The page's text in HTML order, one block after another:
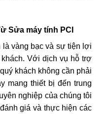
Sửa máy tính PCI
vàng bạc và sự tiện lợi
Với dịch vụ hỗ trợ
khách không cần phải
mang thiết bị đến trung
nghiệp của chúng tôi
giá và thực hiện các